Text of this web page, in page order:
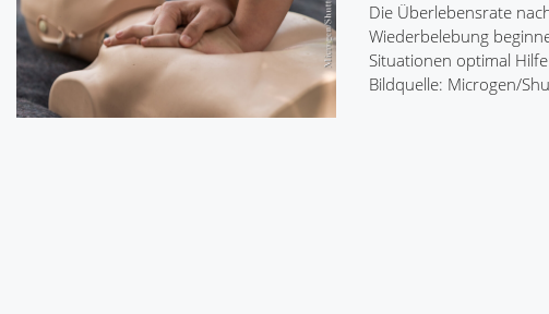
Die Überlebensrate
Wiederbelebung
Situationen optimal
Bildquelle: Microgen/